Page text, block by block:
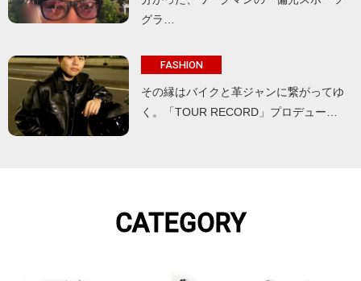
グラ…
FASHION
その縁はバイクと革ジャンに繋がってゆ
く。「TOUR RECORD」プロデュー…
CATEGORY